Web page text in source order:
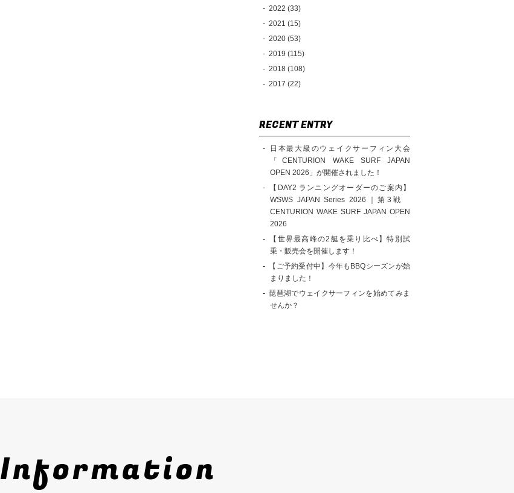
2022 (33)
2021 (15)
2020 (53)
2019 (115)
2018 (108)
2017 (22)
RECENT ENTRY
日本最大級のウェイクサーフィン大会
「CENTURION WAKE SURF JAPAN
OPEN 2026」が開催されました！
【DAY2 ランニングオーダーのご案内】
WSWS JAPAN Series 2026｜第3戦
CENTURION WAKE SURF JAPAN OPEN
2026
【世界最高峰の2艇を乗り比べ】特別試
乗・販売会を開催します！
【ご予約受付中】今年もBBQシーズンが始
まりました！
琵琶湖でウェイクサーフィンを始めてみま
せんか？
Information